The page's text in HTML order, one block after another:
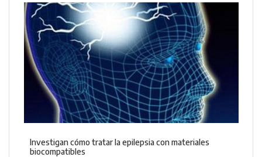
Investigan cómo tratar la epilepsia con materiales
biocompatibles